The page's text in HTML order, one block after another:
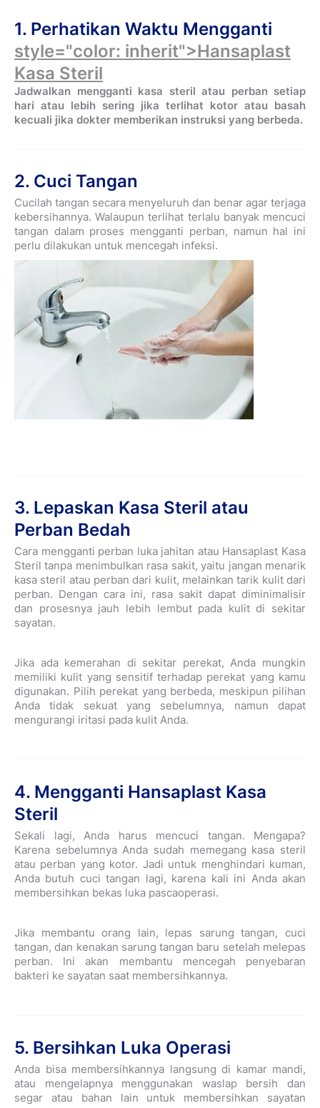
1. Perhatikan Waktu Mengganti
style="color: inherit">Hansaplast
Kasa Steril
Jadwalkan mengganti kasa steril atau perban setiap
hari atau lebih sering jika terlihat kotor atau basah
kecuali jika dokter memberikan instruksi yang berbeda.
2. Cuci Tangan
Cucilah tangan secara menyeluruh dan benar agar terjaga
kebersihannya.Walaupun terlihat terlalu banyak mencuci
tangan dalam proses mengganti perban, namun hal ini
perlu dilakukan untuk mencegah infeksi.
3. Lepaskan Kasa Steril atau
Perban Bedah
Cara mengganti perban luka jahitan atau Hansaplast Kasa
Steril tanpa menimbulkan rasa sakit, yaitu jangan menarik
kasa steril atau perban dari kulit, melainkan tarik kulit dari
perban. Dengan cara ini, rasa sakit dapat diminimalisir
dan prosesnya jauh lebih lembut pada kulit di sekitar
sayatan.
Jika ada kemerahan di sekitar perekat, Anda mungkin
memiliki kulit yang sensitif terhadap perekat yang kamu
digunakan. Pilih perekat yang berbeda, meskipun pilihan
Anda tidak sekuat yang sebelumnya, namun dapat
mengurangi iritasi pada kulit Anda.
4. Mengganti Hansaplast Kasa
Steril
Sekali lagi, Anda harus mencuci tangan. Mengapa?
Karena sebelumnya Anda sudah memegang kasa steril
atau perban yang kotor. Jadi untuk menghindari kuman,
Anda butuh cuci tangan lagi, karena kali ini Anda akan
membersihkan bekas luka pascaoperasi.
Jika membantu orang lain, lepas sarung tangan, cuci
tangan, dan kenakan sarung tangan baru setelah melepas
perban. Ini akan membantu mencegah penyebaran
bakteri ke sayatan saat membersihkannya.
5. Bersihkan Luka Operasi
Anda bisa membersihkannya langsung di kamar mandi,
atau mengelapnya menggunakan waslap bersih dan
segar atau bahan lain untuk membersihkan sayatan